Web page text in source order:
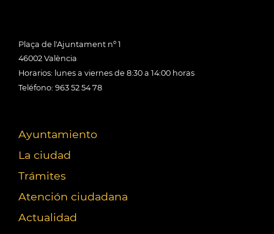
Plaça de l'Ajuntament nº 1
46002 València
Horarios: lunes a viernes de 8:30 a 14:00 horas
Teléfono: 963 52 54 78
Ayuntamiento
La ciudad
Trámites
Atención ciudadana
Actualidad